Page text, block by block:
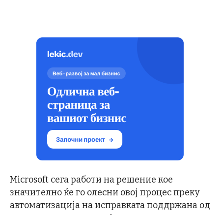
Microsoft сега работи на решение кое
значително ќе го олесни овој процес преку
автоматизација на исправката поддржана од